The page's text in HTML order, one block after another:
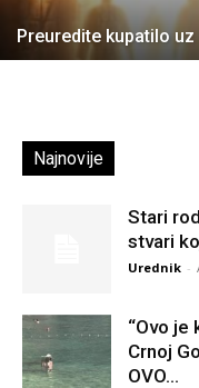
Preuredite kupatilo
Najnovije
Stari
stvari
Urednik -
“Ovo je
Crnoj
OVO...